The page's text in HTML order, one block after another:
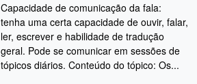
Capacidade de comunicação da fala:
tenha uma certa capacidade de ouvir, falar,
ler, escrever e habilidade de tradução
geral. Pode se comunicar em sessões de
tópicos diários. Conteúdo do tópico: Os...